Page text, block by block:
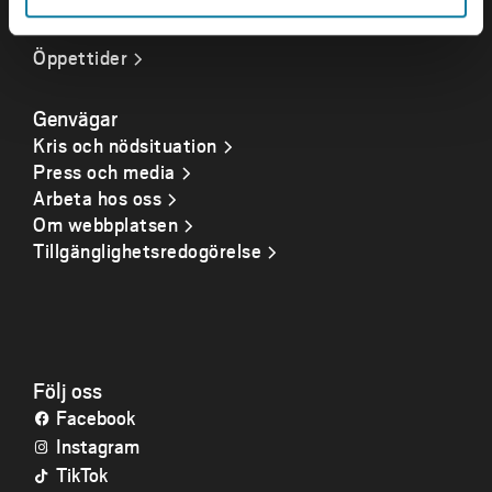
Öppettider
Genvägar
Kris och nödsituation
Press och media
Arbeta hos oss
Om webbplatsen
Tillgänglighetsredogörelse
Följ oss
Facebook
Instagram
TikTok